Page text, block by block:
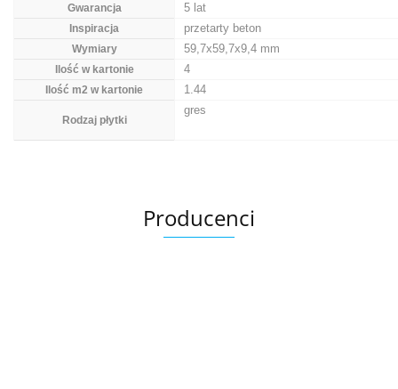
Gwarancja 5 lat
Inspiracja przetarty beton
Wymiary 59,7x59,7x9,4 mm
Ilość w kartonie 4
Ilość m2 w kartonie 1.44
Rodzaj płytki
gres
Producenci